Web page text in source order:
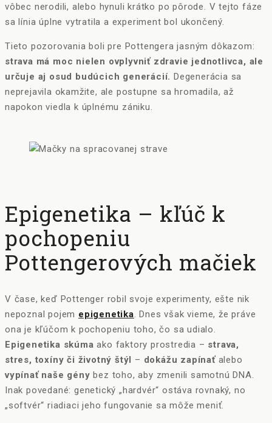
vôbec nerodili, alebo hynuli krátko po pôrode. V tejto fáze
sa línia úplne vytratila a experiment bol ukončený.
Tieto pozorovania boli pre Pottengera jasným dôkazom:
strava má moc nielen ovplyvniť zdravie jednotlivca, ale
určuje aj osud budúcich generácií. Degenerácia sa
neprejavila okamžite, ale postupne sa hromadila, až
napokon viedla k úplnému zániku.
Epigenetika – kľúč k
pochopeniu
Pottengerových mačiek
V čase, keď Pottenger robil svoje experimenty, ešte nik
nepoznal pojem epigenetika. Dnes však vieme, že práve
ona je kľúčom k pochopeniu toho, čo sa udialo.
Epigenetika skúma ako faktory prostredia – strava,
stres, toxíny či životný štýl – dokážu zapínaťalebo
vypínať naše gény bez toho, aby zmenili samotnú DNA.
Inak povedané: genetický „hardvér“ ostáva rovnaký, no
„softvér“ riadiaci jeho fungovanie sa môže meniť.